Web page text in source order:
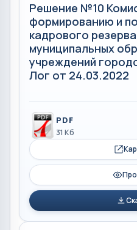
Решение №10
формированию и
кадрового
муниципальных
учреждений
Лог от 24.03.2022
PDF
31 Кб